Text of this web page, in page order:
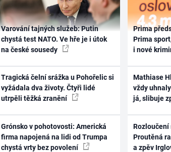
Varování tajných služeb: Putin
chystá test NATO. Ve hře je i útok
na české sousedy
Tragická čelní srážka u Pohořelic si
vyžádala dva životy. Čtyři lidé
utrpěli těžká zranění
Grónsko v pohotovosti: Americká
firma napojená na lidi od Trumpa
chystá vrty bez povolení
Prima
Prima
i nové
Mathiase
vždy
já, slibuje
Rozloučení
Proutěná
a zpěv